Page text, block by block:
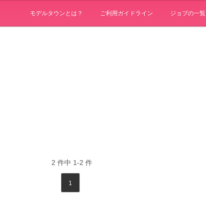
モデルタウンとは？ ご利用ガイドライン ジョブの一覧
2 件中 1-2 件
1